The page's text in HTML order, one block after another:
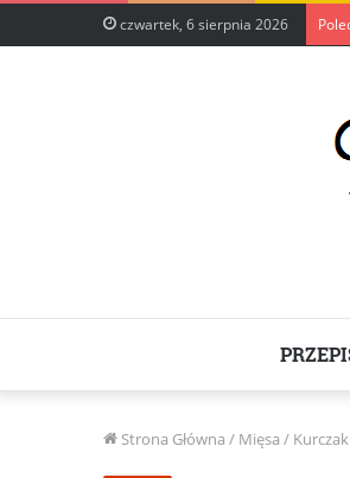
czwartek, 6 sierpnia 2026
Strona Główna / Mięsa /